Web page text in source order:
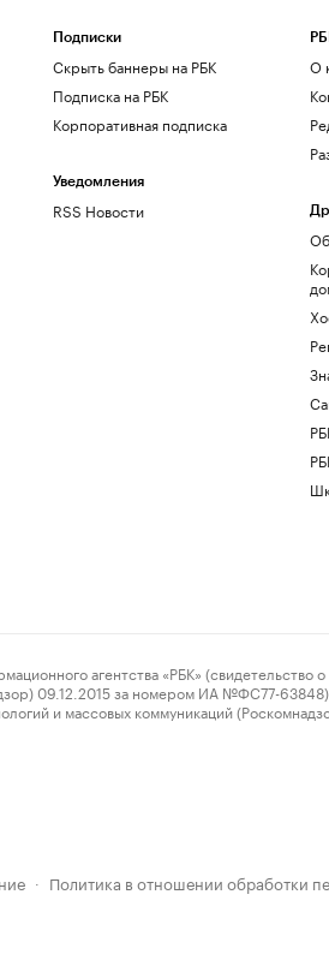
Подписки
Скрыть баннеры на РБК
Подписка на РБК
Корпоративная подписка
Уведомления
RSS Новости
О
агентства «РБК» (свидетельство о
09.12.2015 за номером ИА №ФС77-63848)
и массовых коммуникаций
· Политика в отношении обработки